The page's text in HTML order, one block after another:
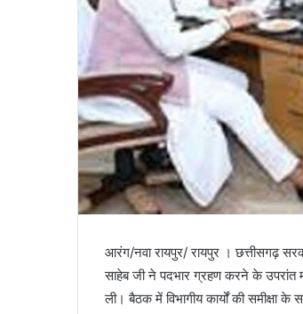
आरंग/नवा रायपुर/ रायपुर । छत्तीसगढ़
साहेब जी ने पदभार ग्रहण करने के उपरांत
ली। बैठक में विभागीय कार्यों की समीक्षा